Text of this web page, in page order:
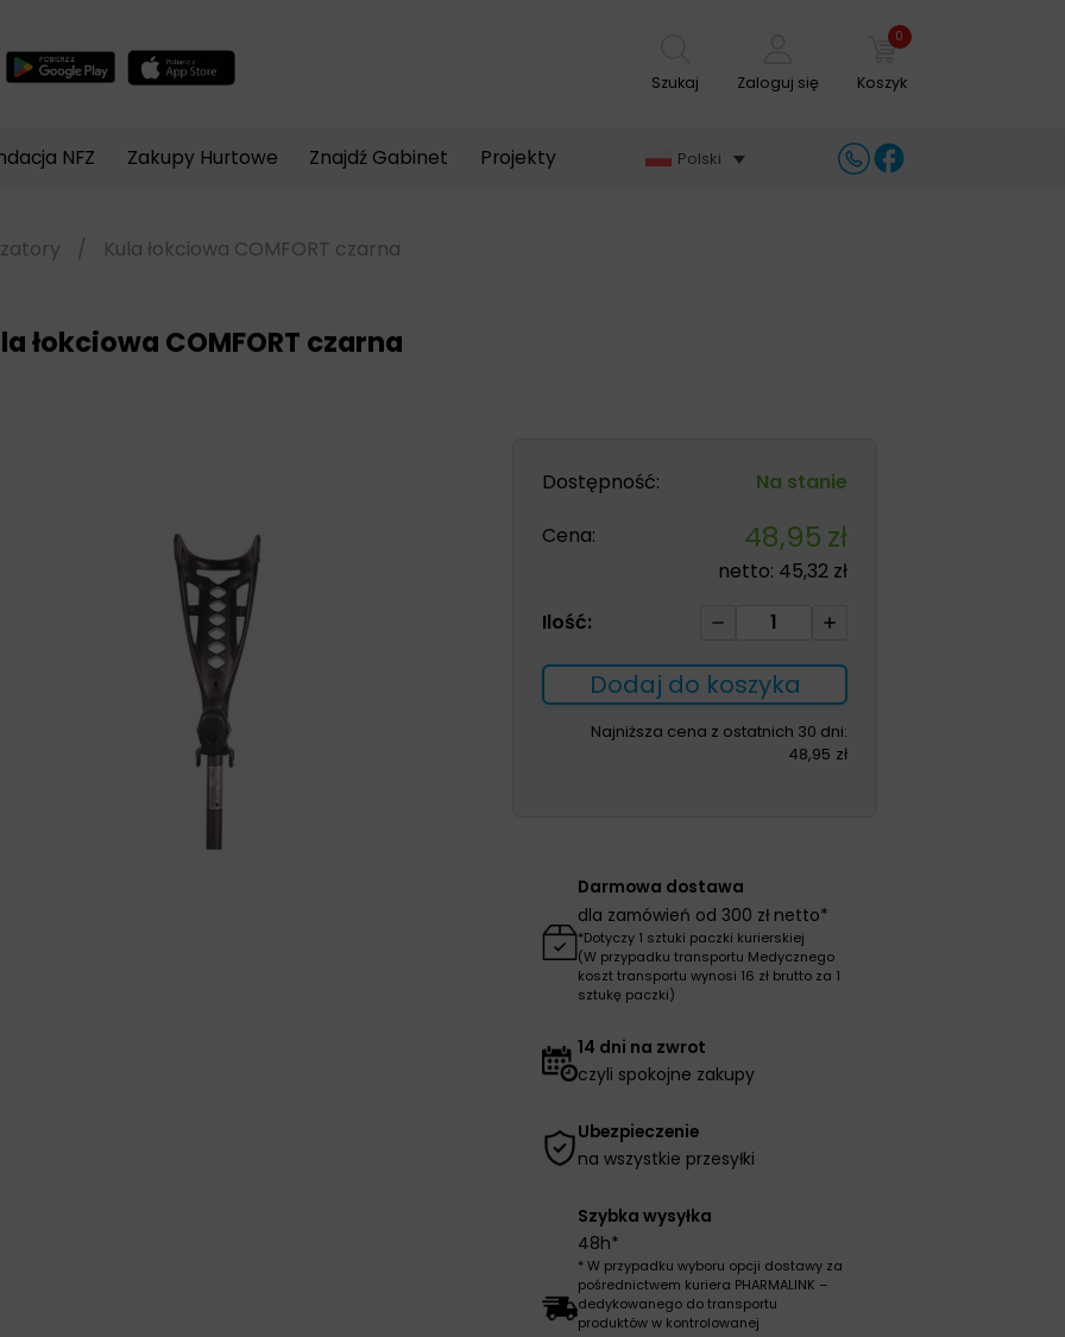
Szukaj Zaloguj się
0
Koszyk
NFZ Zakupy Hurtowe Znajdź Gabinet Projekty Polski
/ Kula łokciowa COMFORT czarna
łokciowa COMFORT czarna
Dostępność:
Na stanie
Cena:
48,95 zł
netto: 45,32 zł
Ilość:
ilość
łokciowa
COMFORT
czarna
Dodaj do koszyka
Najniższa cena z ostatnich 30 dni:
48,95 zł
Darmowa dostawa
dla zamówień od 300 zł netto*
*Dotyczy 1 sztuki paczki kurierskiej
(W przypadku transportu Medycznego
koszt transportu wynosi 16 zł brutto za 1
sztukę paczki)
14 dni na zwrot
czyli spokojne zakupy
Ubezpieczenie
na wszystkie przesyłki
Szybka wysyłka
48h*
* W przypadku wyboru opcji dostawy za
pośrednictwem kuriera PHARMALINK –
dedykowanego do transportu
produktów w kontrolowanej